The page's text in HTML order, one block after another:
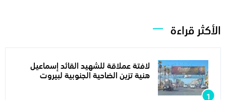
الأكثر قراءة
لافتة عملاقة للشهيد القائد إسماعيل
هنية تزين الضاحية الجنوبية لبيروت